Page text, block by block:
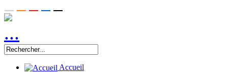
Accueil